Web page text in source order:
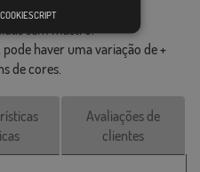
do mostrado na
sem mastro.
haver uma variação de +
de cores.
Avaliações de
clientes